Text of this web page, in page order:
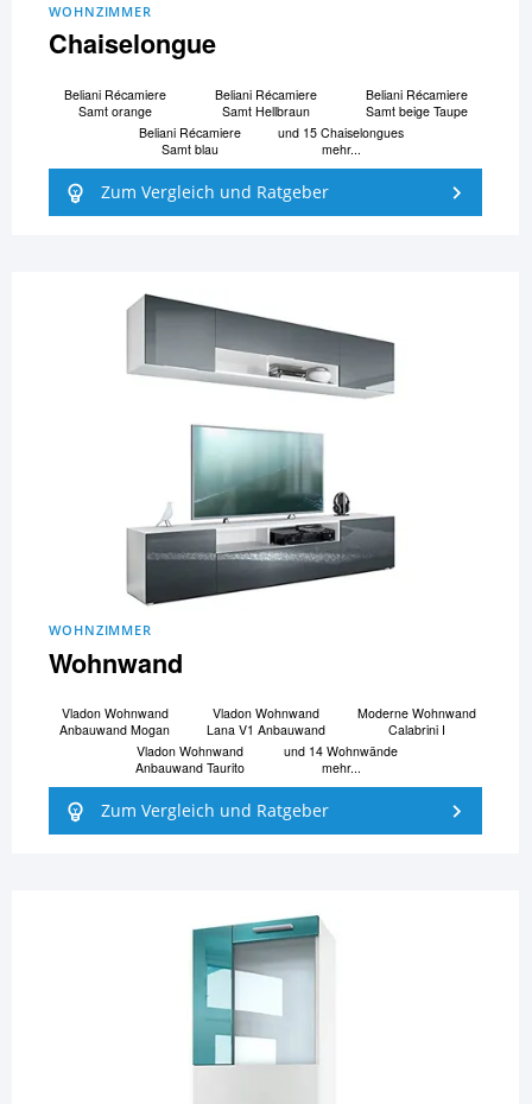
WOHNZIMMER
Chaiselongue
Beliani Ré­ca­mi­e­re
Samt orange
Beliani Ré­ca­mi­e­re
Samt Hellbraun
Beliani Ré­ca­mi­e­re
Samt beige Taupe
Beliani Ré­ca­mi­e­re
Samt blau
und 15 Chaiselongues
mehr...
Zum Vergleich und Ratgeber
WOHNZIMMER
Wohnwand
Vladon Wohnwand
Anbauwand Mogan
Vladon Wohnwand
Lana V1 Anbauwand
Moderne Wohnwand
Calabrini I
Vladon Wohnwand
Anbauwand Taurito
und 14 Wohnwände
mehr...
Zum Vergleich und Ratgeber